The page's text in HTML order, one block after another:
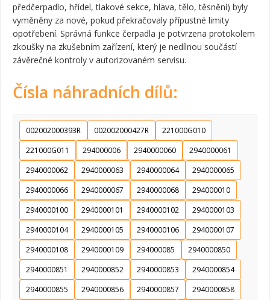
předčerpadlo, hřídel, tlakové sekce, hlava, tělo, těsnění) byly
vyměněny za nové, pokud překračovaly přípustné limity
opotřebení. Správná funkce čerpadla je potvrzena protokolem
zkoušky na zkušebním zařízení, který je nedílnou součástí
závěrečné kontroly v autorizovaném servisu.
Čísla náhradních dílů:
002002000393R 002002000427R
221000G010
221000G011
294000006 2940000060
2940000061
2940000062
2940000063 2940000064
2940000065
2940000066
2940000067 2940000068
294000010
2940000100
2940000101 2940000102
2940000103
2940000104
2940000105 2940000106
2940000107
2940000108
2940000109 294000085
2940000850
2940000851
2940000852 2940000853
2940000854
2940000855
2940000856 2940000857
2940000858